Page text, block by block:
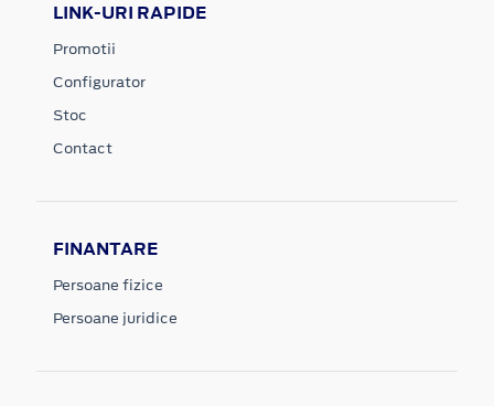
LINK-URI RAPIDE
Promotii
Configurator
Stoc
Contact
FINANTARE
Persoane fizice
Persoane juridice